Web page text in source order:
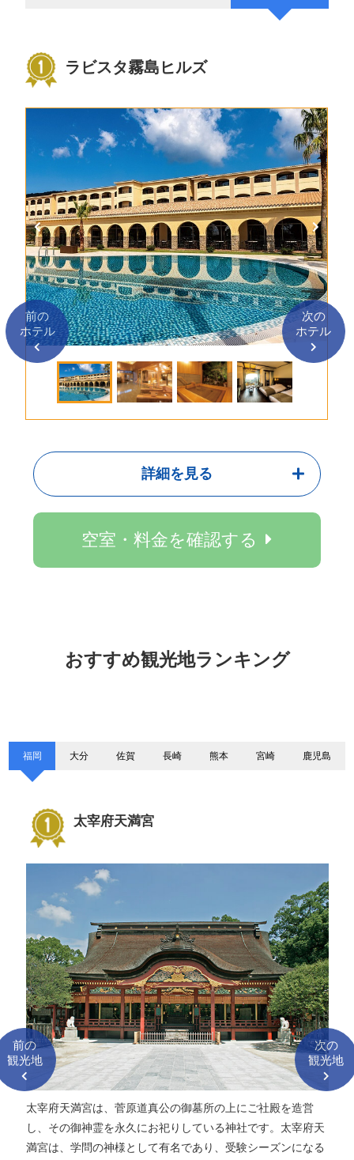
前の
ホテル
ラビスタ霧島ヒルズ
詳細を見る
空室・料金を確認する
次の
ホテル
おすすめ観光地ランキング
福岡 大分 佐賀 長崎 熊本 宮崎 鹿児島
前の
観光地
太宰府天満宮
太宰府天満宮は、菅原道真公の御墓所の上にご社殿を造営
し、その御神霊を永久にお祀りしている神社です。太宰府天
満宮は、学問の神様として有名であり、受験シーズンになる
次の
観光地